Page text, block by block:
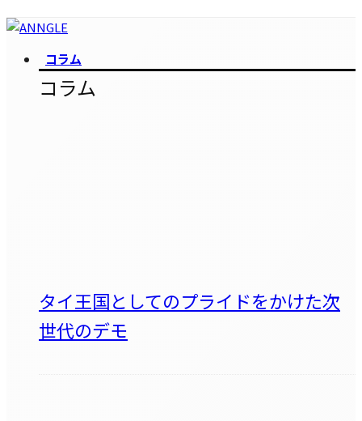
コラム
コラム
タイ王国としてのプライドをかけた次
世代のデモ